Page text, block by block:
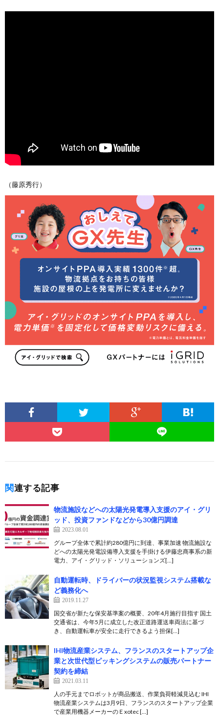
（藤原秀行）
関連する記事
物流施設などへの太陽光発電導入支援のアイ・グリ
ッド、投資ファンドなどから30億円調達
2023.08.01
グループ全体で累計約280億円に到達、事業加速 物流施設な
どへの太陽光発電設備導入支援を手掛ける伊藤忠商事系の新
電力、アイ・グリッド・ソリューションズ[…]
自動運転時、ドライバーの状況監視システム搭載な
ど義務化へ
2019.11.27
国交省が新たな保安基準案の概要、20年4月施行目指す 国土
交通省は、今年5月に成立した改正道路運送車両法に基づ
き、自動運転車が安全に走行できるよう担保[…]
IHI物流産業システム、フランスのスタートアップ企
業と次世代型ピッキングシステムの販売パートナー
契約を締結
2021.03.11
人の手元までロボットが商品搬送、作業負荷軽減見込む IHI
物流産業システムは3月9日、フランスのスタートアップ企業
で産業用機器メーカーのＥxotec […]